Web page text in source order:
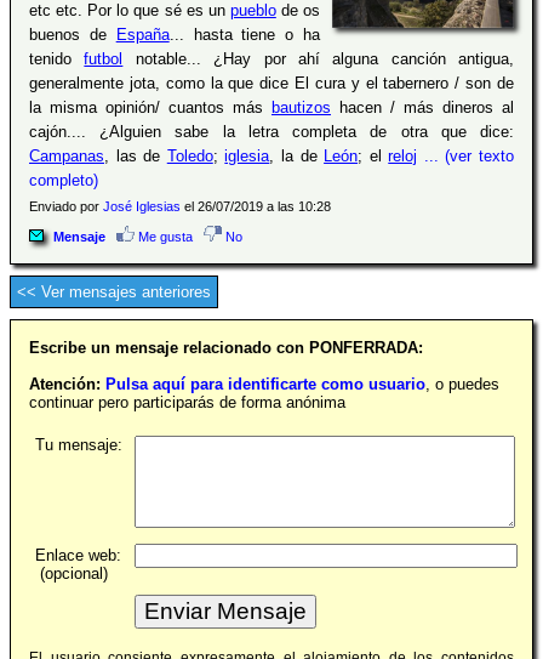
etc etc. Por lo que sé es un pueblode os
buenos de
España... hasta tiene o ha
tenidofutbol
notable... ¿Hay por ahí alguna canción antigua,
generalmente jota, como la que dice El cura y el tabernero / son de
la misma opinión/ cuantos más
bautizos hacen / más dineros al
cajón.... ¿Alguien sabe la letra completa de otra que dice:
Campanas, las de Toledo;iglesia, la de León; elreloj ... (ver texto
completo)
Enviado por José Iglesias el 26/07/2019 a las 10:28
Mensaje Me gusta No
<< Ver mensajes anteriores
Escribe un mensaje relacionado con PONFERRADA:
Atención: Pulsa aquí para identificarte como usuario, o puedes
continuar pero participarás de forma anónima
Tu mensaje:
Enlace web:
(opcional)